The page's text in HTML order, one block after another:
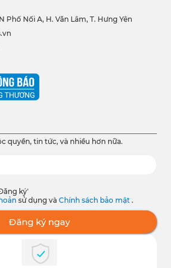
Phố Nối A, H. Văn Lâm, T. Hưng Yên
quyền, tin tức, và nhiều hơn nữa.
ký'
sử dụng và Chính sách bảo mật .
Đăng ký ngay